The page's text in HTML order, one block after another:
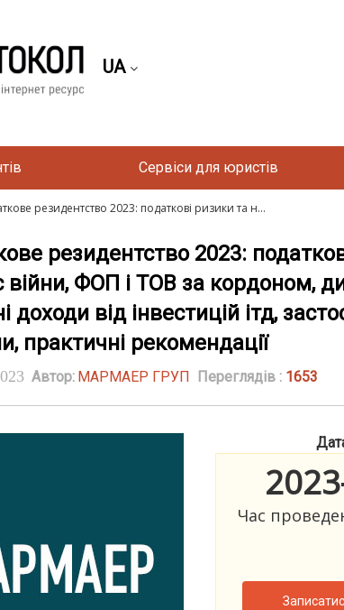
UA
Сервіси для юристів
резидентство 2023: податкові ризики та н...
резидентство 2023:
війни, ФОП і ТОВ за кордоном,
доходи від інвестицій ітд,
практичні рекомендації
Автор: МАРМАЕР ГРУП Переглядів : 1653
Час